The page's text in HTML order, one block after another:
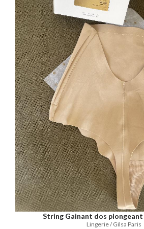
String Gainant dos
Lingerie / Gilsa Paris